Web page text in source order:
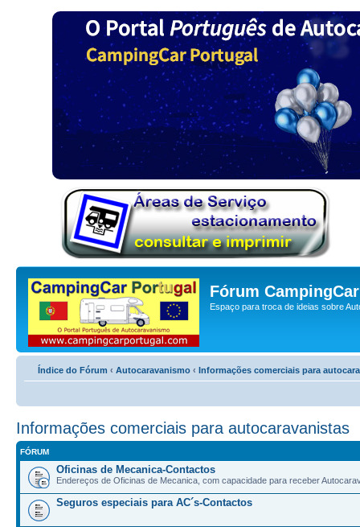
Fórum
Espaço para troca de ideias sobre
Índice do Fórum ‹ Autocaravanismo ‹ Informações comerciais para
Informações comerciais para autocaravanistas
FÓRUM
Oficinas de Mecanica-Contactos
Endereços de Oficinas de Mecanica, com capacidade para receber
Seguros especiais para AC´s-Contactos